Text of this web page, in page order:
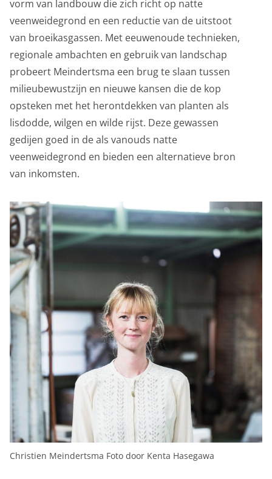
vorm van landbouw die zich richt op natte
veenweidegrond en een reductie van de uitstoot
van broeikasgassen. Met eeuwenoude technieken,
regionale ambachten en gebruik van landschap
probeert Meindertsma een brug te slaan tussen
milieubewustzijn en nieuwe kansen die de kop
opsteken met het herontdekken van planten als
lisdodde, wilgen en wilde rijst. Deze gewassen
gedijen goed in de als vanouds natte
veenweidegrond en bieden een alternatieve bron
van inkomsten.
Christien Meindertsma Foto door Kenta Hasegawa